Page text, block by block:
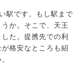
駅です。もし駅まで
か。そこで、天王
た。提携先での利
格安なところも紹